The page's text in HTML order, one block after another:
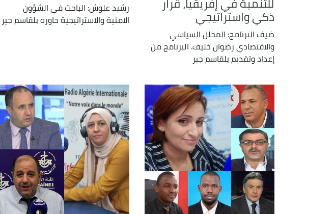
ذكي واستراتيجي
ضيف البرنامج: المحلل السياسي
والاقتصادي رضوان خليف. البرنامج من
إعداد وتقديم بلقاسم جير
رشيد علوش: الباحث في الشؤون
الامنية والاستراتيجية حاوره بلقاسم جير